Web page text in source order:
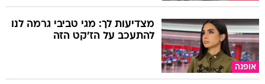
אופנה
מצדיעות לך: מגי טביבי גרמה לנו
להתעכב על הז'קט הזה